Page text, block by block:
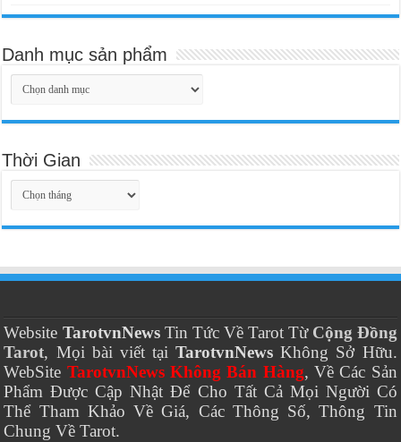
Danh mục sản phẩm
Thời Gian
Thời
Gian
Website TarotvnNewsTin Tức Về Tarot Từ Cộng Đồng
Tarot, Mọi bài viết tạiTarotvnNews Không Sở Hữu.
WebSite TarotvnNews Không Bán Hàng, Về Các Sản
Phẩm Được Cập Nhật Để Cho Tất Cả Mọi Người Có
Thể Tham Khảo Về Giá, Các Thông Số, Thông Tin
Chung Về Tarot.